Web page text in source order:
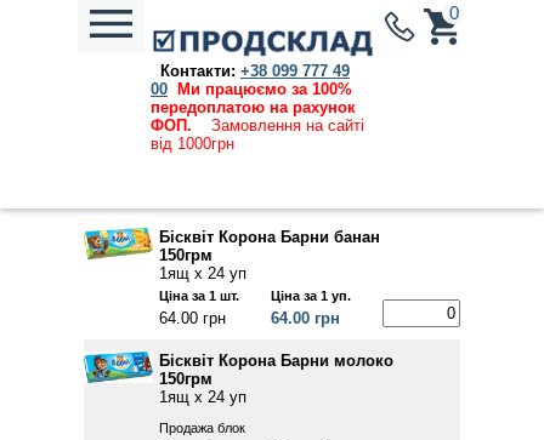
Контакти: +38 099 777 49
00
Ми працюємо за 100%
передоплатою на рахунок
ФОП. Замовлення на сайті
від 1000грн
0
Каталог продукции→ Кондитерські вироби
Ціни, вказані на сайті, дійсні та актуальні на
09.08.2026
Бісквіт Корона Барни банан
150грм
1ящ х 24 уп
Ціна за 1 шт.
64.00 грн
Ціна за 1 уп.
64.00 грн
Бісквіт Корона Барни молоко
150грм
1ящ х 24 уп
Продажа блок